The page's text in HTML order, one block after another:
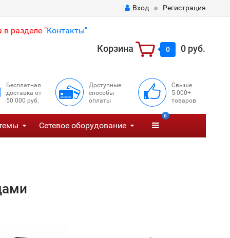
Вход Регистрация
разделе "Контакты"
Корзина 0 0 руб.
Бесплатная
доставка от
50 000 руб.
Доступные
способы
оплаты
Свыше
5 000+
товаров
Сетевое оборудование
6